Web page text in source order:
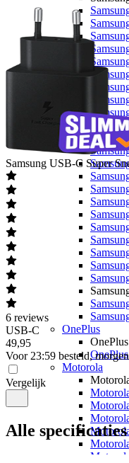
OnePlus
Motorola
Samsung USB-C Super
6 reviews
USB-C
49,95
Voor 23:59 besteld,
Vergelijk
Alle specificaties